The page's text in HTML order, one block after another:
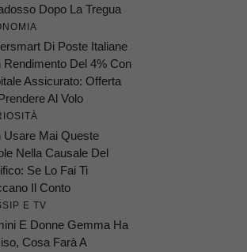
Dopo La Tregua
Di Poste Italiane
Rendimento Del 4% Con
Assicurato: Offerta
Al Volo
Usare Mai Queste
Nella Causale Del
Se Lo Fai Ti
Il Conto
E TV
E Donne Gemma Ha
Cosa Farà A